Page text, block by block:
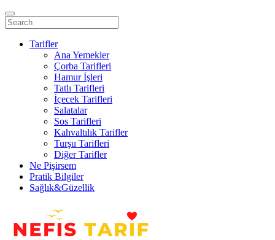
Tarifler
Ana Yemekler
Çorba Tarifleri
Hamur İşleri
Tatlı Tarifleri
İçecek Tarifleri
Salatalar
Sos Tarifleri
Kahvaltılık Tarifler
Turşu Tarifleri
Diğer Tarifler
Ne Pişirsem
Pratik Bilgiler
Sağlık&Güzellik